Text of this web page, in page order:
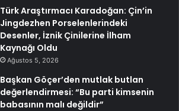
Türk Araştırmacı Karadoğan: Çin’in
Jingdezhen Porselenlerindeki
Desenler, İznik Çinilerine İlham
Kaynağı Oldu
Ağustos 5, 2026
Başkan Göçer’den mutlak butlan
değerlendirmesi: “Bu parti kimsenin
babasının malı değildir”